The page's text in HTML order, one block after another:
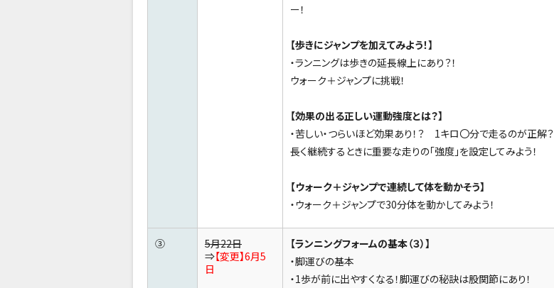
ー！
【歩きにジャンプを加えてみよう！】
・ランニングは歩きの延長線上にあり？！
ウォーク＋ジャンプに挑戦！
【効果の出る正しい運動強度とは？】
・苦しい・つらいほど効果あり！？ 1キロ〇分で走るのが正解？
長く継続するときに重要な走りの「強度」を設定してみよう！
【ウォーク＋ジャンプで連続して体を動かそう】
・ウォーク＋ジャンプで30分体を動かしてみよう！
③
5月22日
⇒【変更】6月5
日
【ランニングフォームの基本（３）】
・脚運びの基本
・1歩が前に出やすくなる！脚運びの秘訣は股関節にあり！